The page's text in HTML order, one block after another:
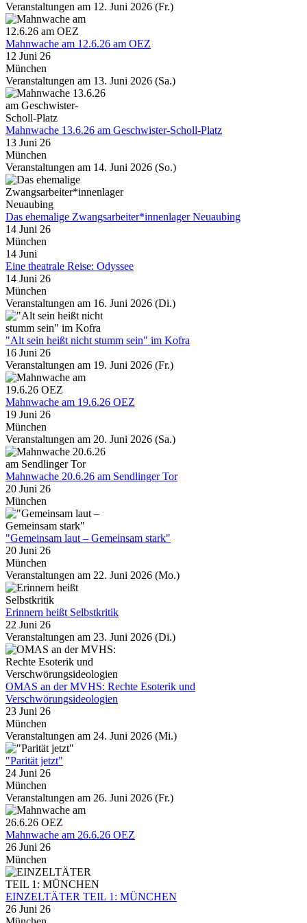
Veranstaltungen am 12. Juni 2026 (Fr.)
Mahnwache am 12.6.26 am OEZ
12 Juni 26
München
Veranstaltungen am 13. Juni 2026 (Sa.)
Mahnwache 13.6.26 am Geschwister-Scholl-Platz
13 Juni 26
München
Veranstaltungen am 14. Juni 2026 (So.)
Das ehemalige Zwangsarbeiter*innenlager Neuaubing
14 Juni 26
München
14 Juni
Eine theatrale Reise: Odyssee
14 Juni 26
München
Veranstaltungen am 16. Juni 2026 (Di.)
"Alt sein heißt nicht stumm sein" im Kofra
16 Juni 26
Veranstaltungen am 19. Juni 2026 (Fr.)
Mahnwache am 19.6.26 OEZ
19 Juni 26
München
Veranstaltungen am 20. Juni 2026 (Sa.)
Mahnwache 20.6.26 am Sendlinger Tor
20 Juni 26
München
"Gemeinsam laut – Gemeinsam stark"
20 Juni 26
München
Veranstaltungen am 22. Juni 2026 (Mo.)
Erinnern heißt Selbstkritik
22 Juni 26
Veranstaltungen am 23. Juni 2026 (Di.)
OMAS an der MVHS: Rechte Esoterik und
Verschwörungsideologien
23 Juni 26
München
Veranstaltungen am 24. Juni 2026 (Mi.)
"Parität jetzt"
24 Juni 26
München
Veranstaltungen am 26. Juni 2026 (Fr.)
Mahnwache am 26.6.26 OEZ
26 Juni 26
München
EINZELTÄTER TEIL 1: MÜNCHEN
26 Juni 26